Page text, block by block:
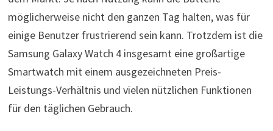
möglicherweise nicht den ganzen Tag halten, was für
einige Benutzer frustrierend sein kann. Trotzdem ist die
Samsung Galaxy Watch 4 insgesamt eine großartige
Smartwatch mit einem ausgezeichneten Preis-
Leistungs-Verhältnis und vielen nützlichen Funktionen
für den täglichen Gebrauch.